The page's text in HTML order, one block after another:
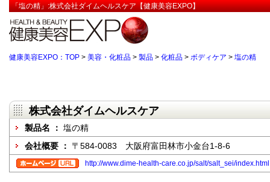
「塩の精」:株式会社ダイムヘルスケア【健康美容EXPO】
健康美容EXPO：TOP > 美容・化粧品 > 製品 > 化粧品 > ボディケア > 塩の精
株式会社ダイムヘルスケア
製品名 ： 塩の精
会社概要 ： 〒584-0083 大阪府富田林市小金台1-8-6
http://www.dime-health-care.co.jp/salt/salt_sei/index.html